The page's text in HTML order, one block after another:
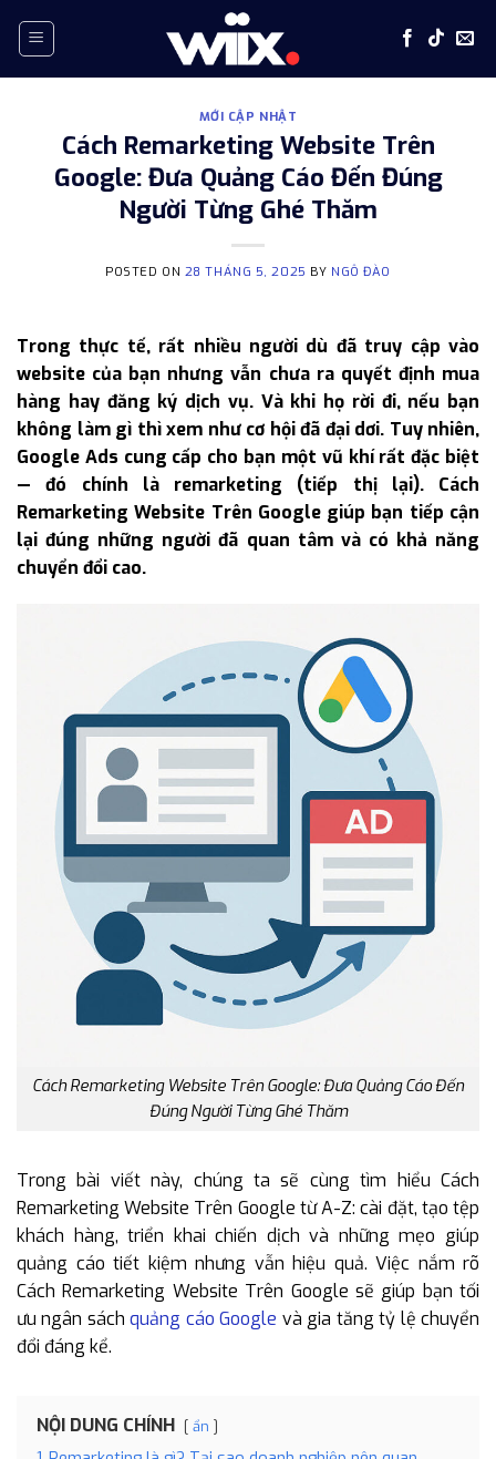
MỚI CẬP NHẬT
Cách Remarketing Website Trên
Google: Đưa Quảng Cáo Đến Đúng
Người Từng Ghé Thăm
POSTED ON 28 THÁNG 5, 2025 BY NGÔ ĐÀO
Trong thực tế, rất nhiều người dù đã truy cập vào
website của bạn nhưng vẫn chưa ra quyết định mua
hàng hay đăng ký dịch vụ. Và khi họ rời đi, nếu bạn
không làm gì thì xem như cơ hội đã đại dơi. Tuy nhiên,
Google Ads cung cấp cho bạn một vũ khí rất đặc biệt
— đó chính là remarketing (tiếp thị lại). Cách
Remarketing Website Trên Google giúp bạn tiếp cận
lại đúng những người đã quan tâm và có khả năng
chuyển đổi cao.
Cách Remarketing Website Trên Google: Đưa Quảng Cáo Đến
Đúng Người Từng Ghé Thăm
Trong bài viết này, chúng ta sẽ cùng tìm hiểu Cách
Remarketing Website Trên Google từ A-Z: cài đặt, tạo tệp
khách hàng, triển khai chiến dịch và những mẹo giúp
quảng cáo tiết kiệm nhưng vẫn hiệu quả. Việc nắm rõ
Cách Remarketing Website Trên Google sẽ giúp bạn tối
ưu ngân sáchquảng cáo Google và gia tăng tỷ lệ chuyển
đổi đáng kể.
NỘI DUNG CHÍNH ẩn